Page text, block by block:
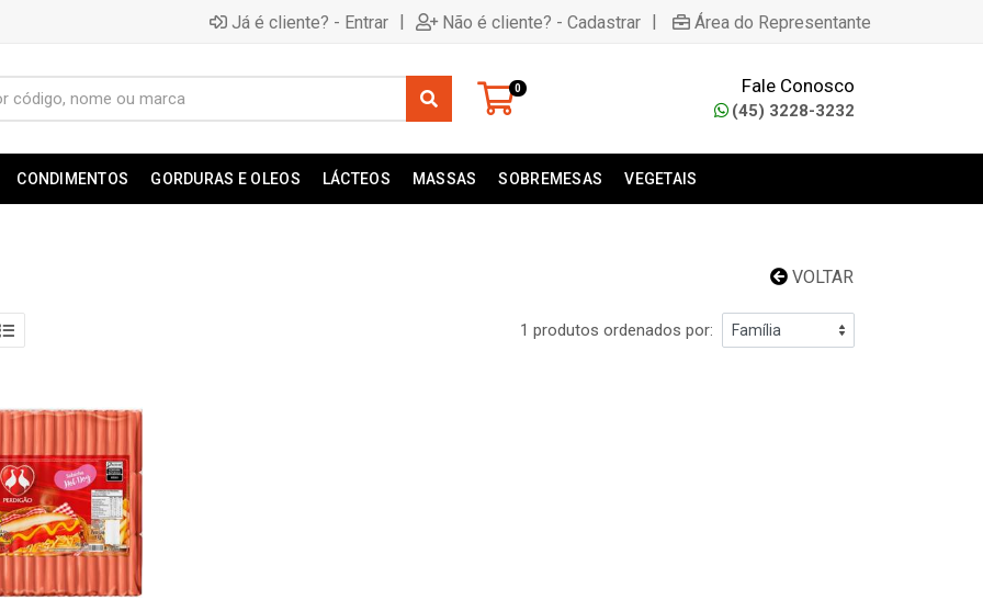
Já é cliente? - Entrar | Não é cliente? - Cadastrar | Área do Representante
0 Fale Conosco
(45) 3228-3232
CONDIMENTOS GORDURAS E OLEOS LÁCTEOS MASSAS SOBREMESAS VEGETAIS
VOLTAR
1 produtos ordenados por: